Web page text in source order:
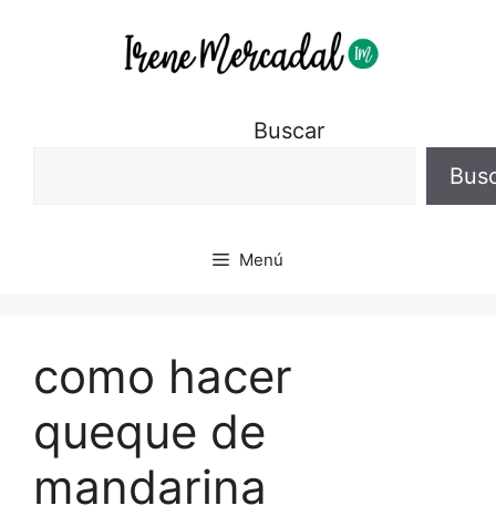
Buscar
Menú
como hacer
queque de
mandarina